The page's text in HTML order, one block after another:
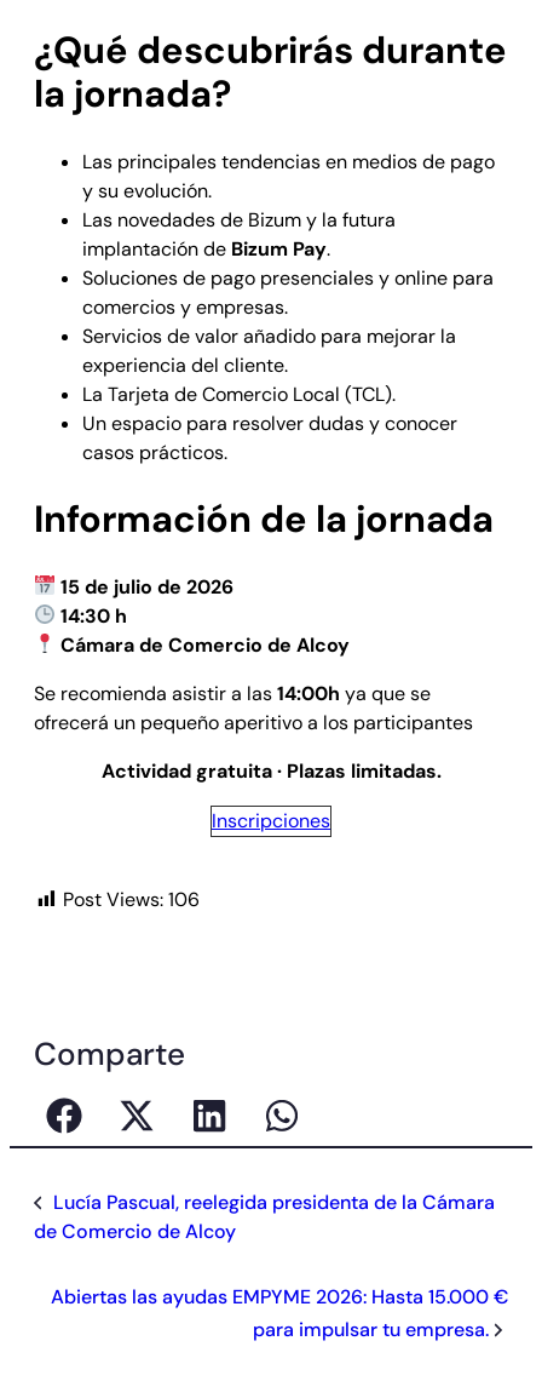
¿Qué descubrirás durante
la jornada?
Las principales tendencias en medios de pago
y su evolución.
Las novedades de Bizum y la futura
implantación de Bizum Pay.
Soluciones de pago presenciales y online para
comercios y empresas.
Servicios de valor añadido para mejorar la
experiencia del cliente.
La Tarjeta de Comercio Local (TCL).
Un espacio para resolver dudas y conocer
casos prácticos.
Información de la jornada
15 de julio de 2026
14:30 h
Cámara de Comercio de Alcoy
Se recomienda asistir a las14:00h ya que se
ofrecerá un pequeño aperitivo a los participantes
Actividad gratuita · Plazas limitadas.
Inscripciones
Post Views:106
Comparte
Lucía Pascual, reelegida presidenta de la Cámara
de Comercio de Alcoy
Abiertas las ayudas EMPYME 2026: Hasta 15.000 €
para impulsar tu empresa.